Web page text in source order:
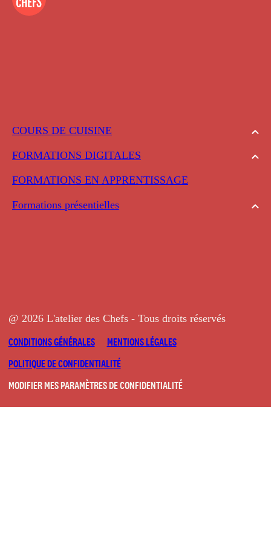
COURS DE CUISINE
FORMATIONS DIGITALES
FORMATIONS EN APPRENTISSAGE
Formations présentielles
@ 2026 L'atelier des Chefs - Tous droits réservés
CONDITIONS GÉNÉRALES
MENTIONS LÉGALES
POLITIQUE DE CONFIDENTIALITÉ
MODIFIER MES PARAMÈTRES DE CONFIDENTIALITÉ